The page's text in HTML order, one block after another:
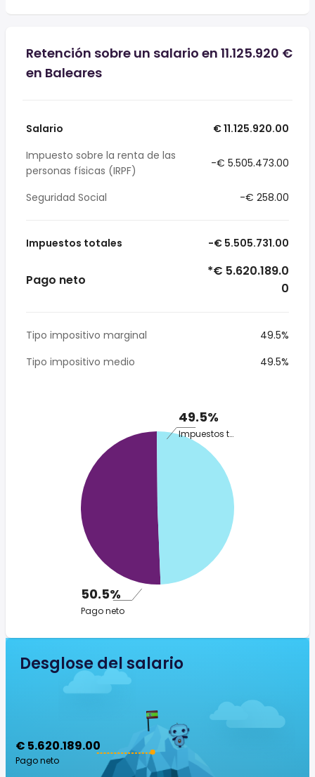
Retención sobre un salario en 11.125.920 €
en Baleares
Salario
€ 11.125.920.00
Impuesto sobre la renta de las
personas físicas (IRPF)
-€ 5.505.473.00
Seguridad Social -€ 258.00
Impuestos totales -€ 5.505.731.00
Pago neto
*€ 5.620.189.0
0
Tipo impositivo marginal
49.5%
Tipo impositivo medio
49.5%
49.5%
Impuestos totales
50.5%
Pago neto
Desglose del salario
€ 5.620.189.00
Pago neto